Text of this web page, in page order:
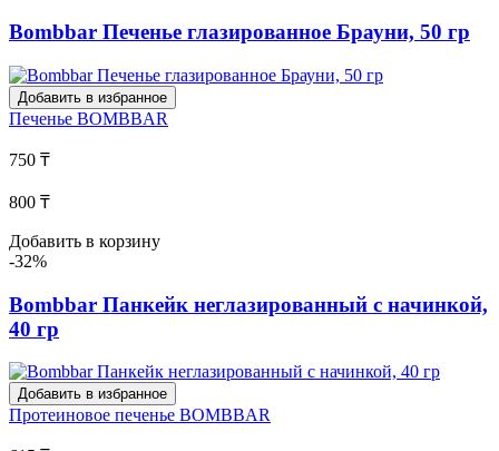
Bombbar Печенье глазированное Брауни, 50 гр
Добавить в избранное
Печенье BOMBBAR
750 ₸
800 ₸
Добавить в корзину
-32%
Bombbar Панкейк неглазированный с начинкой,
40 гр
Добавить в избранное
Протеиновое печенье BOMBBAR